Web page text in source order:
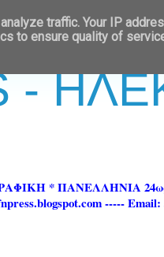
-
* ΠΑΝΕΛΛΗΝΙΑ
----- Email:
traffic. Your IP
to ensure quality of